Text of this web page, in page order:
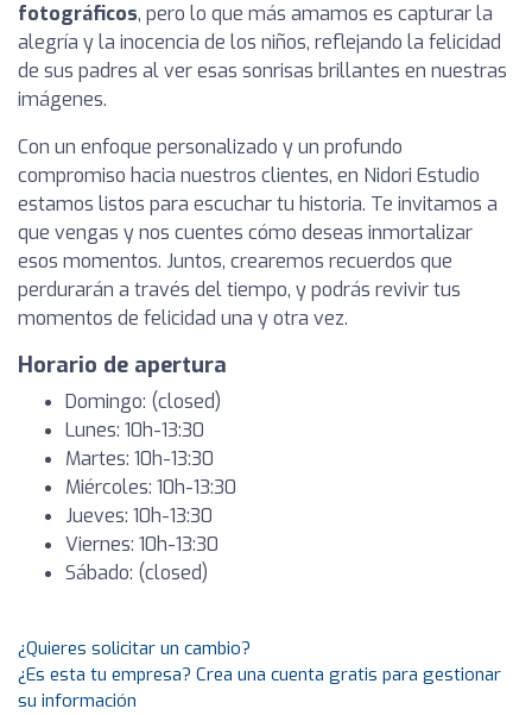
fotográficos, pero lo que más amamos es capturar la
alegría y la inocencia de los niños, reflejando la felicidad
de sus padres al ver esas sonrisas brillantes en nuestras
imágenes.
Con un enfoque personalizado y un profundo
compromiso hacia nuestros clientes, en Nidori Estudio
estamos listos para escuchar tu historia. Te invitamos a
que vengas y nos cuentes cómo deseas inmortalizar
esos momentos. Juntos, crearemos recuerdos que
perdurarán a través del tiempo, y podrás revivir tus
momentos de felicidad una y otra vez.
Horario de apertura
Domingo: (closed)
Lunes: 10h-13:30
Martes: 10h-13:30
Miércoles: 10h-13:30
Jueves: 10h-13:30
Viernes: 10h-13:30
Sábado: (closed)
¿Quieres solicitar un cambio?
¿Es esta tu empresa? Crea una cuenta gratis para gestionar
su información